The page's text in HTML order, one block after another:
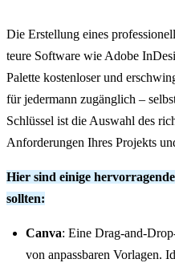
Die Erstellung eines
teure Software wie Adobe
Palette kostenloser und
für jedermann zugänglich –
Schlüssel ist die Auswahl des
Anforderungen Ihres Projekts
Hier sind einige
sollten:
Canva: Eine Drag-and-
von anpassbaren Vorlagen.